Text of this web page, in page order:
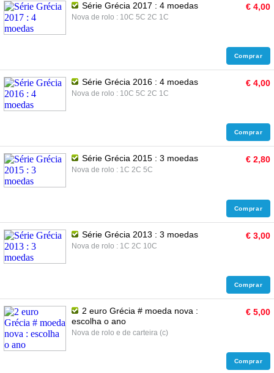
Série Grécia 2017 : 4 moedas
Nova de rolo : 10C 5C 2C 1C
€ 4,00
Comprar
Série Grécia 2016 : 4 moedas
Nova de rolo : 10C 5C 2C 1C
€ 4,00
Comprar
Série Grécia 2015 : 3 moedas
Nova de rolo : 1C 2C 5C
€ 2,80
Comprar
Série Grécia 2013 : 3 moedas
Nova de rolo : 1C 2C 10C
€ 3,00
Comprar
2 euro Grécia # moeda nova :
escolha o ano
Nova de rolo e de carteira (c)
€ 5,00
Comprar